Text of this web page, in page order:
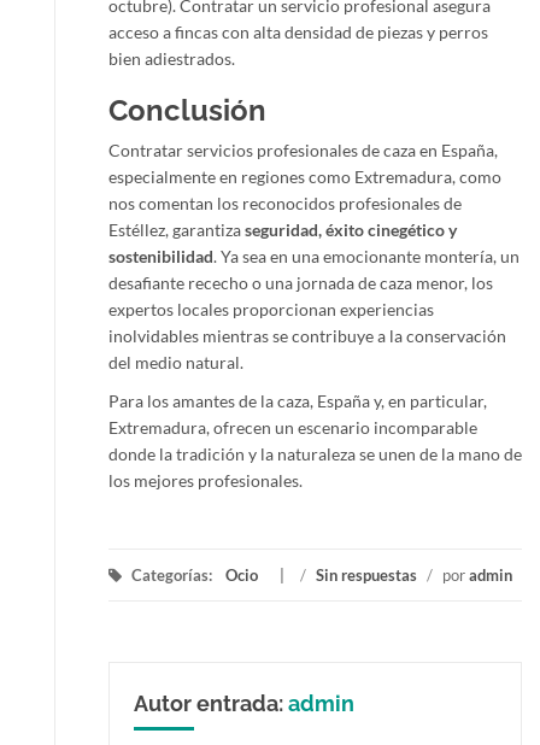
octubre). Contratar un servicio profesional asegura
acceso a fincas con alta densidad de piezas y perros
bien adiestrados.
Conclusión
Contratar servicios profesionales de caza en España,
especialmente en regiones como Extremadura, como
nos comentan los reconocidos profesionales de
Estéllez, garantizaseguridad, éxito cinegético y
sostenibilidad. Ya sea en una emocionante montería, un
desafiante rececho o una jornada de caza menor, los
expertos locales proporcionan experiencias
inolvidables mientras se contribuye a la conservación
del medio natural.
Para los amantes de la caza, España y, en particular,
Extremadura, ofrecen un escenario incomparable
donde la tradición y la naturaleza se unen de la mano de
los mejores profesionales.
Categorías: Ocio / Sin respuestas / poradmin
Autor entrada:admin